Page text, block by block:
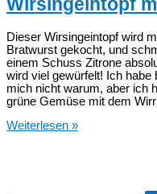
Dieser Wirsingeintopf wird
Bratwurst gekocht, und
einem Schuss Zitrone
wird viel gewürfelt! Ich
mich nicht warum, aber ich
grüne Gemüse mit dem
Wirsingeintopf
Weiterlesen »